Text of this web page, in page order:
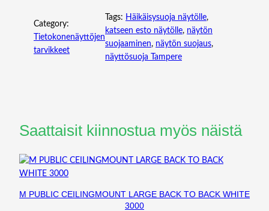
Category:
Tietokonenäyttöjen
tarvikkeet
Tags: Häikäisysuoja näytölle
katseen esto näytölle, näytön
suojaaminen, näytön suojaus
näyttösuoja Tampere
Saattaisit kiinnostua myös näistä
M PUBLIC CEILINGMOUNT LARGE BACK TO BACK WHITE
3000